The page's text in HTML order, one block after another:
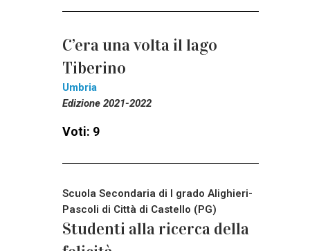
C’era una volta il lago
Tiberino
Umbria
Edizione 2021-2022
Voti: 9
Scuola Secondaria di I grado Alighieri-
Pascoli di Città di Castello (PG)
Studenti alla ricerca della